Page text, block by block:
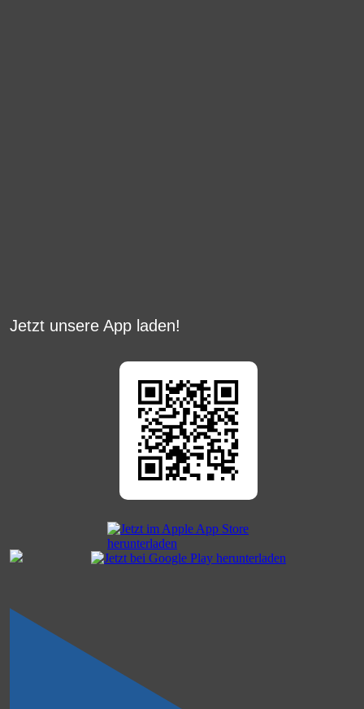
Jetzt unsere App laden!